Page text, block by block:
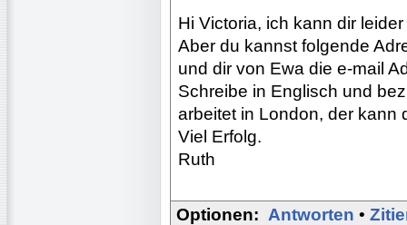
Hi Victoria, ich kann dir
Aber du kannst folgende
und dir von Ewa die e-mail
Schreibe in Englisch und
arbeitet in London, der kann
Viel Erfolg.
Ruth
Optionen: Antworten •